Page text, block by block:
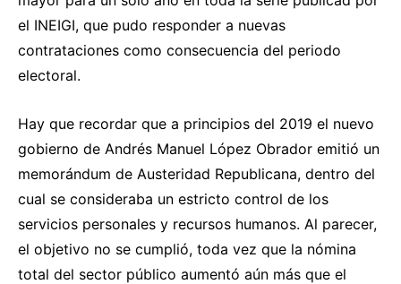
el INEIGI, que pudo responder a nuevas
contrataciones como consecuencia del periodo
electoral.
Hay que recordar que a principios del 2019 el nuevo
gobierno de Andrés Manuel López Obrador emitió un
memorándum de Austeridad Republicana, dentro del
cual se consideraba un estricto control de los
servicios personales y recursos humanos. Al parecer,
el objetivo no se cumplió, toda vez que la nómina
total del sector público aumentó aún más que el